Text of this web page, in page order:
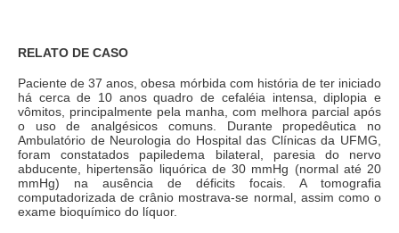
RELATO DE CASO
Paciente de 37 anos, obesa mórbida com história de ter iniciado
há cerca de 10 anos quadro de cefaléia intensa, diplopia e
vômitos, principalmente pela manha, com melhora parcial após
o uso de analgésicos comuns. Durante propedêutica no
Ambulatório de Neurologia do Hospital das Clínicas da UFMG,
foram constatados papiledema bilateral, paresia do nervo
abducente, hipertensão liquórica de 30 mmHg (normal até 20
mmHg) na ausência de déficits focais. A tomografia
computadorizada de crânio mostrava-se normal, assim como o
exame bioquímico do líquor.